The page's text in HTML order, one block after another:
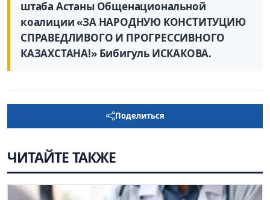
штаба Астаны Общенациональной
коалиции «ЗА НАРОДНУЮ КОНСТИТУЦИЮ
СПРАВЕДЛИВОГО И ПРОГРЕССИВНОГО
КАЗАХСТАНА!» Бибигуль ИСКАКОВА.
Поделиться
ЧИТАЙТЕ ТАКЖЕ